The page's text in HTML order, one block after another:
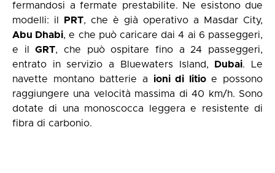
fermandosi a fermate prestabilite. Ne esistono due
modelli: il
PRT, che è già operativo a Masdar City,
Abu Dhabi, e che può caricare dai 4 ai 6 passeggeri,
e ilGRT, che può ospitare fino a 24 passeggeri,
entrato in servizio a Bluewaters Island,
Dubai. Le
navette montano batterie a ioni di litioe possono
raggiungere una velocità massima di 40 km/h. Sono
dotate di una monoscocca leggera e resistente di
fibra di carbonio.